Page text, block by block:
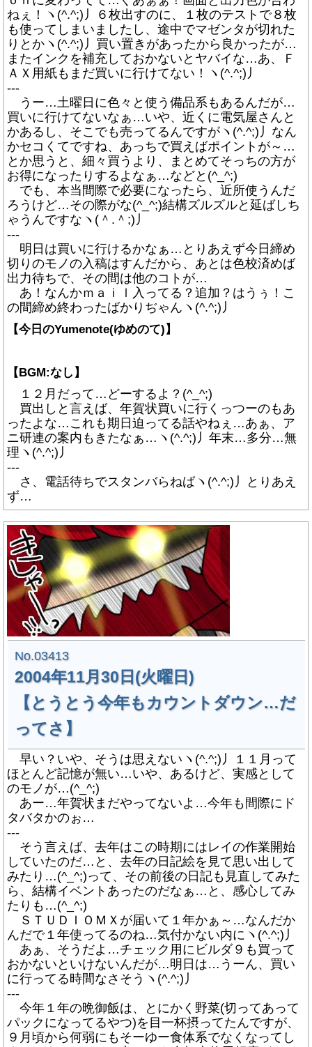
ねぇ！ヽ(^.^;)丿６枚出すのに、１枚のテストで８枚
も使ってしまいましたし、途中でマゼンタが切れた
りとかヽ(^.^;)丿買い置きがあったから良かったが…
またインクを補充しておかないとヤバイな…あ、Ｆ
ＡＸ用紙もまだ買いに行けてない！ヽ(^.^;)丿
---
うー…土曜日に色々と使う備品系もあるんだが…
買いに行けてないなぁ…いや、近くに電気屋さんと
かあるし、そこでも売ってるんですがヽ(^.^;)丿なん
かセコくてですね、あっちで買えばポイントが～…
とか思うと、細々買うより、まとめてそっちの方が
お得になったりするよなぁ…などと(^_^;)
でも、本当間際で必要になったら、近所使うんだ
ろうけど…その際がな(^_^;)結構ズルズルと延ばしち
ゃうんですなヽ(＾.＾;)丿
---
明日は買いに行けるかなぁ…とりあえず今日締め
切りのモノの入稿はすんだから、あとは色校済めば
出力待ちで、その間は他のコトが…
あ！なんかｍａｉｌ入ってる？追加？はうぅ！こ
の間締め終わったばかりぢゃんヽ(^.^;)丿
【今日のYumenote(ゆめのて)】
【BGM:なし】
１２月だって…どーするよ？(^_^;)
買出しと言えば、年賀状買いに行くっつーのもあ
ったよな…これも期日迫ってる話やねぇ…あぁ、ア
ニ研連の案内もきたなぁ…ヽ(^.^;)丿年末…多分…無
理ヽ(^.^;)丿
---
さ、電話待ちでスタンバらねばヽ(^.^;)丿とりあえ
ず…
No.03413
2004年11月30日(火曜日)
【とうとう今年もカウントダウン…だ
ってさ】
早い？いや、そうは思えないヽ(^.^;)丿１１月って
ほとんど記憶が無い…いや、あるけど、実感として
のモノが…(^_^;)
あー…年賀状まだやってないよ…今年も間際にド
タバタかのぉ…
---
そう言えば、去年はこの時期にはレイの作業開始
していたのだ…と、去年の日記絵を見て思い出して
みたり…(^_^;)って、その前後の日記も見直してみた
ら、結構イベントあったのだなぁ…と、感心してみ
たりも…(^_^;)
ＳＴＵＤＩＯＭＸが届いて１年かぁ～…なんだか
んだで１年使ってるのね…気付かない内にヽ(^.^;)丿
あぁ、そうだよ…チェック用にビルダ９も買って
おかないといけないんだが…明日は…うーん、買い
に行ってる時間なさそうヽ(^.^;)丿
---
今年１年の晩御飯は、とにかく野菜(切ってあって
パックになってるやつ)を目一杯摂ってたんですが、
９月頃から何弱にもそーゆー食体系でなくなってし